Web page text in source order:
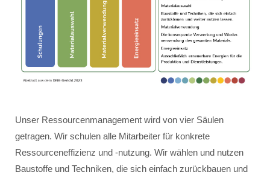
Unser Ressourcenmanagement wird von vier Säulen
getragen. Wir schulen alle Mitarbeiter für konkrete
Ressourceneffizienz und -nutzung. Wir wählen und nutzen
Baustoffe und Techniken, die sich einfach zurückbauen und